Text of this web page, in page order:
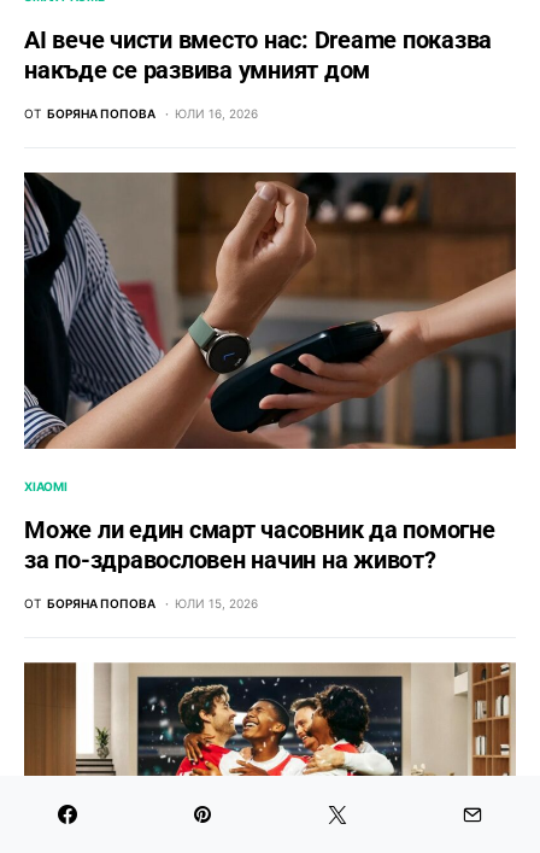
AI вече чисти вместо нас: Dreame показва
накъде се развива умният дом
ОТ БОРЯНА ПОПОВА ЮЛИ 16, 2026
XIAOMI
Може ли един смарт часовник да помогне
за по-здравословен начин на живот?
ОТ БОРЯНА ПОПОВА ЮЛИ 15, 2026